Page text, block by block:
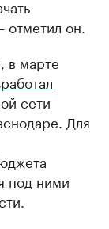
он.
в марте
сети
Для
под ними